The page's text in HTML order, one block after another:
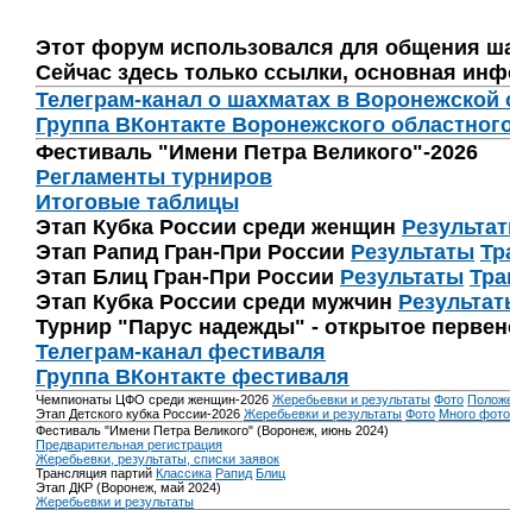
Этот форум использовался для общения
Сейчас здесь только ссылки, основная
Телеграм-канал о шахматах в Воронежской
Группа ВКонтакте Воронежского
Фестиваль "Имени Петра Великого"-2026
Регламенты турниров
Итоговые таблицы
Этап Кубка России среди женщин
Этап Рапид Гран-При России Результаты
Этап Блиц Гран-При России Результаты
Этап Кубка России среди мужчин
Турнир "Парус надежды" - открытое
Телеграм-канал фестиваля
Группа ВКонтакте фестиваля
Чемпионаты ЦФО среди женщин-2026 Жеребьевки и результаты Фото
Этап Детского кубка России-2026 Жеребьевки и результаты Фото Много фото
Фестиваль "Имени Петра Великого" (Воронеж, июнь 2024)
Предварительная регистрация
Жеребьевки, результаты, списки заявок
Трансляция партий Классика Рапид Блиц
Этап ДКР (Воронеж, май 2024)
Жеребьевки и результаты